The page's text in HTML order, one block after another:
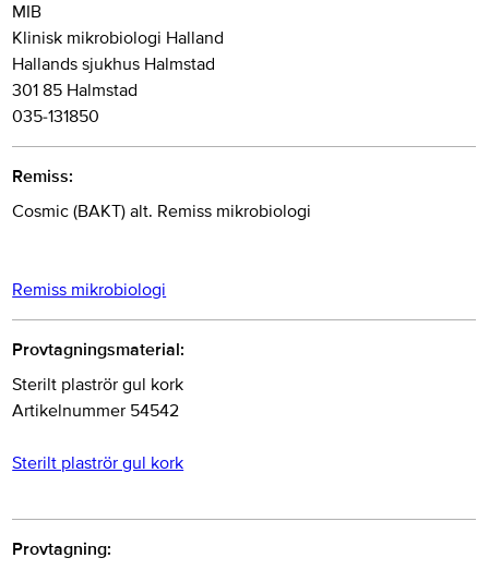
MIB
Klinisk mikrobiologi Halland
Hallands sjukhus Halmstad
301 85 Halmstad
035-131850
Remiss:
Cosmic (BAKT) alt. Remiss mikrobiologi
Remiss mikrobiologi
Provtagningsmaterial:
Sterilt plaströr gul kork
Artikelnummer 54542
Sterilt plaströr gul kork
Provtagning: